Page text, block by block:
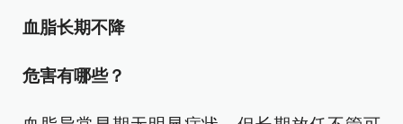
血脂长期不降
危害有哪些？